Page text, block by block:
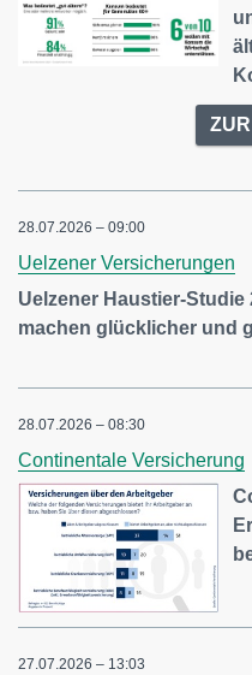
28.07.2026 – 09:00
Uelzener Versicherungen
Uelzener Haustier-
machen glücklicher und
28.07.2026 – 08:30
Continentale Versicherung
27.07.2026 – 13:03